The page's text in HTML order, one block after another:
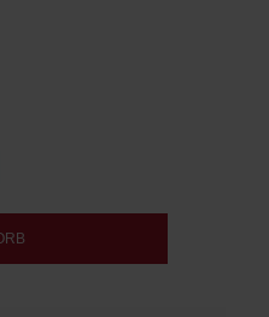
ein oder